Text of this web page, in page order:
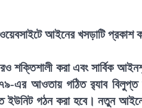
আইনের খসড়াটি প্রকাশ
করা এবং সার্বিক
এর আওতায় গঠিত র‍্যাব বিলুপ্ত
ইউনিট গঠন করা হবে। নতুন আইনে